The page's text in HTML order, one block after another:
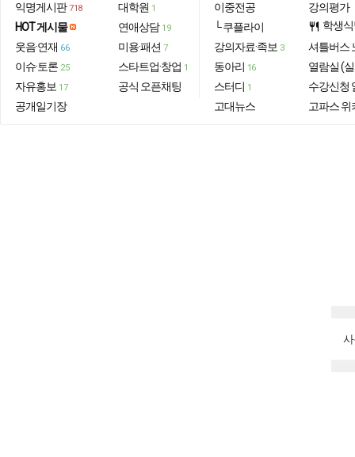
익명게시판 718
HOT 게시물
웃음·연재 66
이슈·토론 25
자유홍보 17
공개일기장
대학원 1
연애상담 19
미용·패션 7
스타트업·창업 1
공식 오픈채팅
이중전공
└ 쿠플라이
강의자료·족보 3
동아리 16
스터디 1
고대뉴스
강의평가
restaurant 학생
셔틀버스
열람실 (
수강신청
고파스 위